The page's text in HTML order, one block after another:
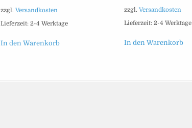
zzgl. Versandkosten
Lieferzeit: 2-4 Werktage
In den Warenkorb
zzgl. Versandkosten
Lieferzeit: 2-4 Werktage
In den Warenkorb